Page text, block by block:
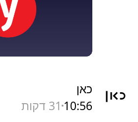
כאן
10:56 31 דקות